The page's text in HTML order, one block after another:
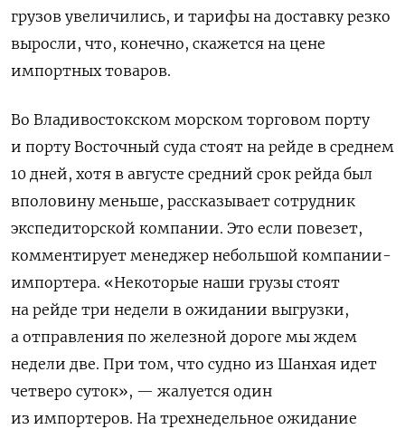
грузов увеличились, и тарифы на доставку резко
выросли, что, конечно, скажется на цене
импортных товаров.
Во Владивостокском морском торговом порту
и порту Восточный суда стоят на рейде в среднем
10 дней, хотя в августе средний срок рейда был
вполовину меньше, рассказывает сотрудник
экспедиторской компании. Это если повезет,
комментирует менеджер небольшой компании-
импортера. «Некоторые наши грузы стоят
на рейде три недели в ожидании выгрузки,
а отправления по железной дороге мы ждем
недели две. При том, что судно из Шанхая идет
четверо суток», — жалуется один
из импортеров. На трехнедельное ожидание